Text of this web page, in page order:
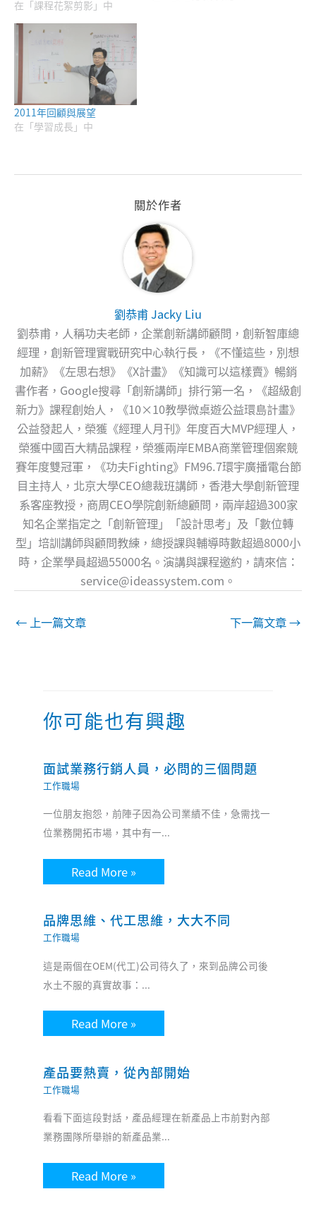
在「課程花絮剪影」中
2011年回顧與展望
在「學習成長」中
關於作者
劉恭甫 Jacky Liu
劉恭甫，人稱功夫老師，企業創新講師顧問，創新智庫總
經理，創新管理實戰研究中心執行長，《不懂這些，別想
加薪》《左思右想》《X計畫》《知識可以這樣賣》暢銷
書作者，Google搜尋「創新講師」排行第一名，《超級創
新力》課程創始人，《10×10教學微桌遊公益環島計畫》
公益發起人，榮獲《經理人月刊》年度百大MVP經理人，
榮獲中國百大精品課程，榮獲兩岸EMBA商業管理個案競
賽年度雙冠軍，《功夫Fighting》FM96.7環宇廣播電台節
目主持人，北京大學CEO總裁班講師，香港大學創新管理
系客座教授，商周CEO學院創新總顧問，兩岸超過300家
知名企業指定之「創新管理」「設計思考」及「數位轉
型」培訓講師與顧問教練，總授課與輔導時數超過8000小
時，企業學員超過55000名。演講與課程邀約，請來信：
service@ideassystem.com 。
← 上一篇文章 下一篇文章→
你可能也有興趣
面試業務行銷人員，必問的三個問題
工作職場
一位朋友抱怨，前陣子因為公司業績不佳，急需找一
位業務開拓市場，其中有一...
Read More »
品牌思維、代工思維，大大不同
工作職場
這是兩個在OEM(代工)公司待久了，來到品牌公司後
水土不服的真實故事：...
Read More »
產品要熱賣，從內部開始
工作職場
看看下面這段對話，產品經理在新產品上市前對內部
業務團隊所舉辦的新產品業...
Read More »